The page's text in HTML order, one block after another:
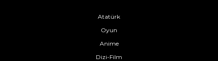
Atatürk
Oyun
Anime
Dizi-Film